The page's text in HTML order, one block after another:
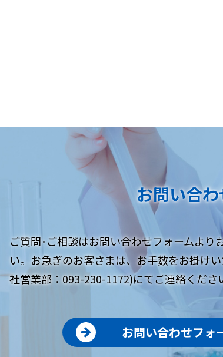
お問い合
ご質問･ご相談はお問い合わせフォームより
い。お急ぎのお客さまは、お手数をお掛け
社営業部：093-230-1172)にてご連絡くださ
お問い合わせフォ